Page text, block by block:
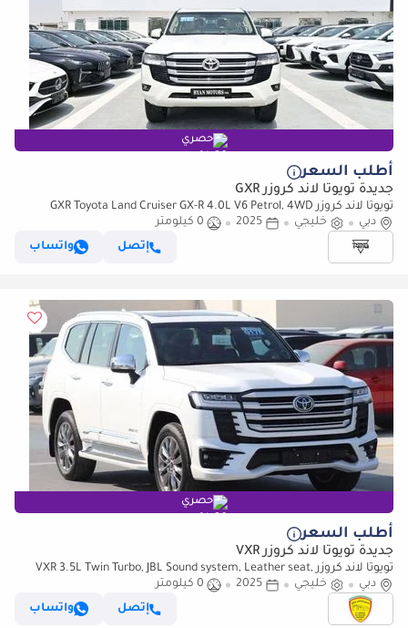
حصري
أطلب السعر
جديدة تويوتا لاند كروزر GXR
تويوتا لاند كروزر GXR Toyota Land Cruiser GX-R 4.0L V6 Petrol, 4WD
دبي
خليجي 2025
0 كيلومتر
إتصل
واتساب
حصري
أطلب السعر
جديدة تويوتا لاند كروزر VXR
تويوتا لاند كروزر VXR 3.5L Twin Turbo, JBL Sound system, Leather seat,
Model 2025
دبي خليجي 2025
0 كيلومتر
إتصل
واتساب